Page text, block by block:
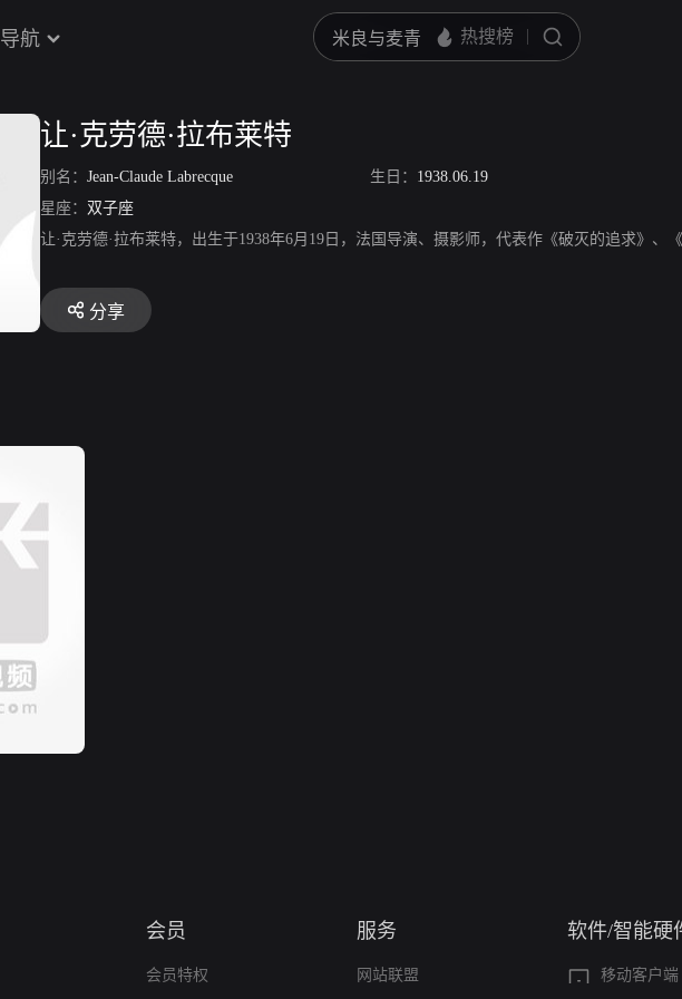
导航
让·克劳德·拉布莱特
别名： Jean-Claude Labrecque 生日： 1938.06.19
星座： 双子座
让·克劳德·拉布莱特，出生于1938年6月19日，法国导演、摄影师，代表作《破灭的追求》、
分享
会员
会员特权
服务
网站联盟
软件/智能硬
移动客户端